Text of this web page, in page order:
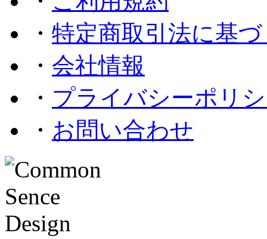
・ 特定商取引法に基
・ 会社情報
・ プライバシーポリ
・ お問い合わせ